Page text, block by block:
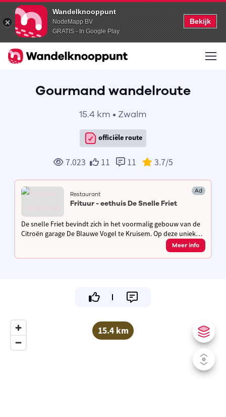
Wandelknooppunt
NodeMapp BV
GRATIS - In Google Play
Bekijk
Gourmand wandelroute
15.4 km • Zwalm
officiële route
7.023 11 11 3.7/5
Restaurant Ad
Frituur - eethuis De Snelle Friet
De snelle Friet bevindt zich in het voormalig gebouw van de
Citroën garage De Blauwe Vogel te Kruisem. Op deze unieke
locatie staan we voor ambachtelijk vakmanschap met een
Meer info
15.4 km